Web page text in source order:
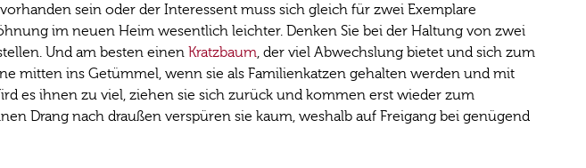
sein oder der Interessent muss sich gleich für zwei Exemplare
im neuen Heim wesentlich leichter. Denken Sie bei der Haltung von zwei
Und am besten einen Kratzbaum , der viel Abwechslung bietet und sich zum
mitten ins Getümmel, wenn sie als Familienkatzen gehalten werden und mit
es ihnen zu viel, ziehen sie sich zurück und kommen erst wieder zum
Drang nach draußen verspüren sie kaum, weshalb auf Freigang bei genügend